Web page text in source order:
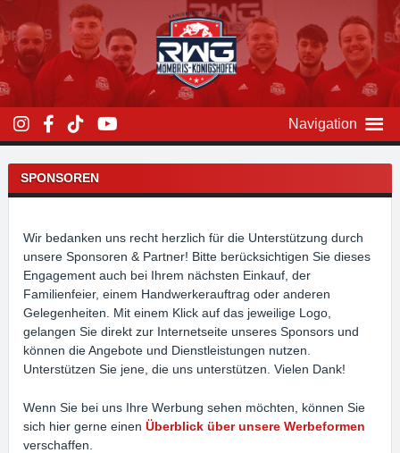
Inhalt
überspringen
Navigation
SPONSOREN
Wir bedanken uns recht herzlich für die Unterstützung durch
unsere Sponsoren & Partner! Bitte berücksichtigen Sie dieses
Engagement auch bei Ihrem nächsten Einkauf, der
Familienfeier, einem Handwerkerauftrag oder anderen
Gelegenheiten. Mit einem Klick auf das jeweilige Logo,
gelangen Sie direkt zur Internetseite unseres Sponsors und
können die Angebote und Dienstleistungen nutzen.
Unterstützen Sie jene, die uns unterstützen. Vielen Dank!
Wenn Sie bei uns Ihre Werbung sehen möchten, können Sie
sich hier gerne einenÜberblick über unsere Werbeformen
verschaffen.